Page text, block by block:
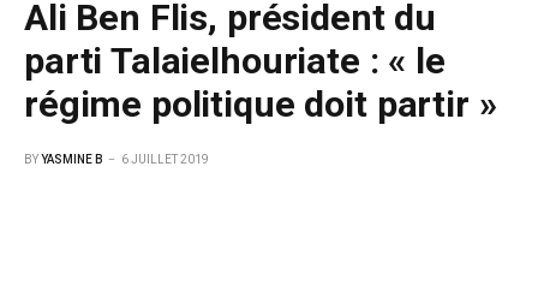
Ali Ben Flis, président du
parti Talaielhouriate : « le
régime politique doit partir »
BYYASMINE B 6 JUILLET 2019